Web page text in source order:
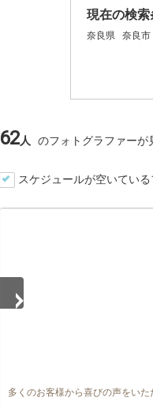
現在の検索
奈良県 奈良市
62人 のフォトグラファーが
スケジュールが空いてい
多くのお客様から喜びの声をいた